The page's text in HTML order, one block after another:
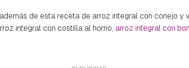
de esta receta de arroz integral con conejo y
integral con costilla al horno, arroz integral con